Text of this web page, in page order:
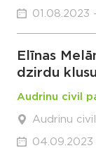
01.08.2023
Elīnas
dzirdu
Audrinu civil
Audrinu
04.09.2023